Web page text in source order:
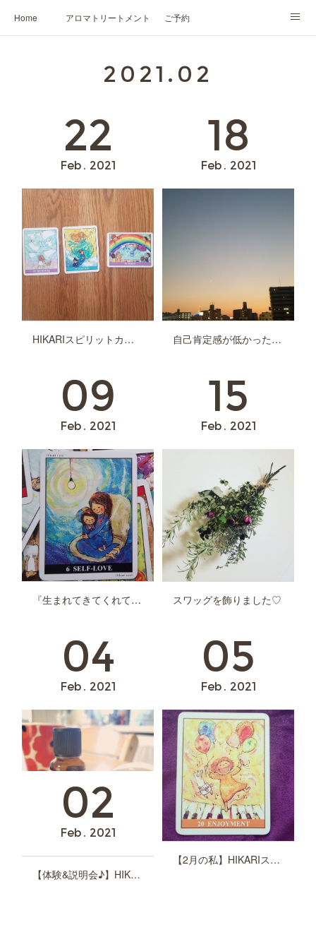
Home アロマトリートメント ご予約
2021 . 02
22
Feb 2021
HIKARIスピリットカード【セラピスト養成講座】②
18
Feb 2021
自己肯定感が低かった理由【私の場合】
15
Feb 2021
スワッグを飾りました♡
09
Feb 2021
『生まれてきてくれてありがとう。』を私にも♡
05
Feb 2021
【2月の私】HIKARIスピリットカード
04
Feb 2021
確定申告の準備など。
02
Feb 2021
【体験&説明会♪】HIKARIスピリットカードセラピスト養成講座